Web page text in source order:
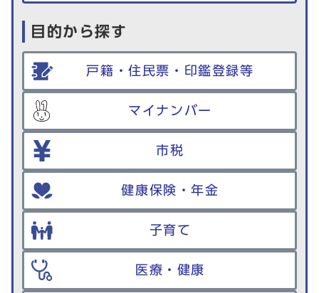
目的から探す
戸籍・住民票・印鑑登録等
マイナンバー
市税
健康保険・年金
子育て
医療・健康